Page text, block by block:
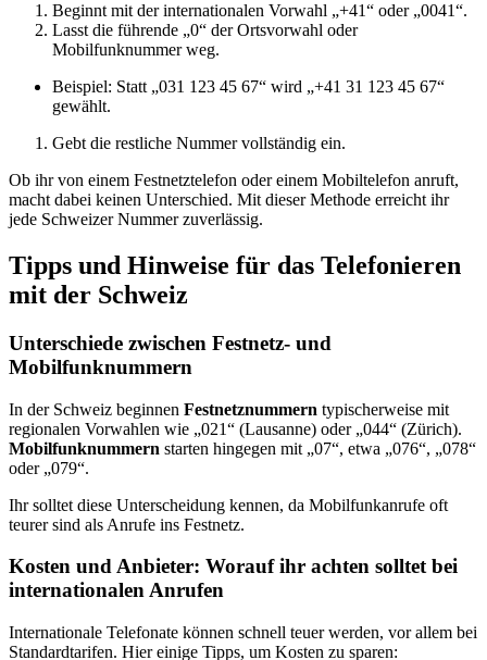
Beginnt mit der internationalen Vorwahl „+41“ oder „0041“.
Lasst die führende „0“ der Ortsvorwahl oder
Mobilfunknummer weg.
Beispiel: Statt „031 123 45 67“ wird „+41 31 123 45 67“
gewählt.
Gebt die restliche Nummer vollständig ein.
Ob ihr von einem Festnetztelefon oder einem Mobiltelefon anruft,
macht dabei keinen Unterschied. Mit dieser Methode erreicht ihr
jede Schweizer Nummer zuverlässig.
Tipps und Hinweise für das Telefonieren
mit der Schweiz
Unterschiede zwischen Festnetz- und
Mobilfunknummern
In der Schweiz beginnen Festnetznummern typischerweise mit
regionalen Vorwahlen wie „021“ (Lausanne) oder „044“ (Zürich).
Mobilfunknummern starten hingegen mit „07“, etwa „076“, „078“
oder „079“.
Ihr solltet diese Unterscheidung kennen, da Mobilfunkanrufe oft
teurer sind als Anrufe ins Festnetz.
Kosten und Anbieter: Worauf ihr achten solltet bei
internationalen Anrufen
Internationale Telefonate können schnell teuer werden, vor allem bei
Standardtarifen. Hier einige Tipps, um Kosten zu sparen: